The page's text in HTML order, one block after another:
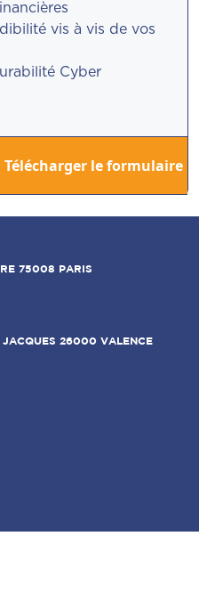
vis à vis de vos
Cyber
Télécharger le formulaire
75008 PARIS
JACQUES 26000 VALENCE